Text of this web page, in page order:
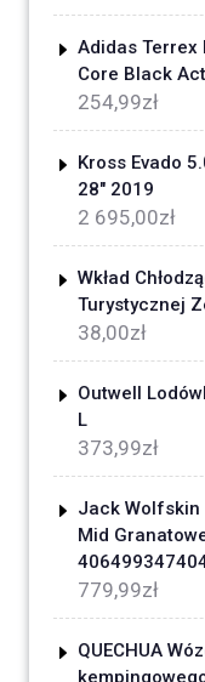
Adidas Terrex
Core Black
254,99zł
Kross Evado
28" 2019
2 695,00zł
Wkład
Turystycznej
38,00zł
Outwell
L
373,99zł
Jack Wolfskin
Mid
779,99zł
QUECHUA